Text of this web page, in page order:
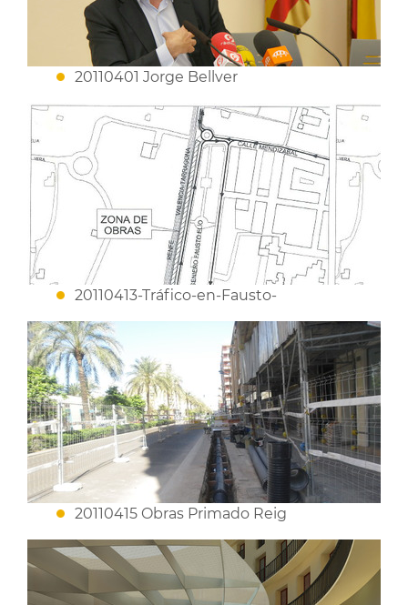
20110401 Jorge Bellver
20110413-Tráfico-en-Fausto-
20110415 Obras Primado Reig